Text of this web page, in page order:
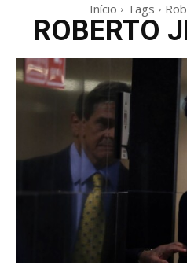
Início Tags
ROBERTO